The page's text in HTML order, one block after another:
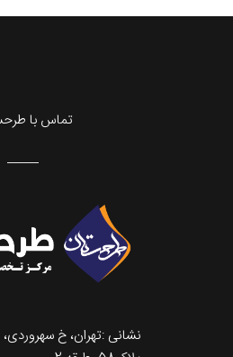
تماس با
نشانی :تهران، خ